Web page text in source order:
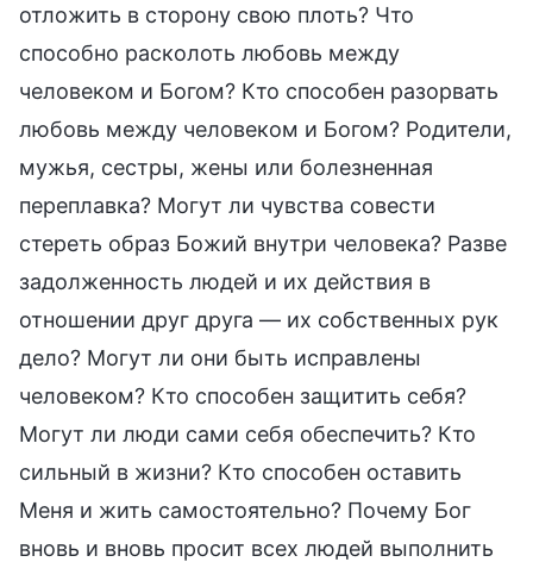
отложить в сторону свою плоть? Что
способно расколоть любовь между
человеком и Богом? Кто способен разорвать
любовь между человеком и Богом? Родители,
мужья, сестры, жены или болезненная
переплавка? Могут ли чувства совести
стереть образ Божий внутри человека? Разве
задолженность людей и их действия в
отношении друг друга — их собственных рук
дело? Могут ли они быть исправлены
человеком? Кто способен защитить себя?
Могут ли люди сами себя обеспечить? Кто
сильный в жизни? Кто способен оставить
Меня и жить самостоятельно? Почему Бог
вновь и вновь просит всех людей выполнить